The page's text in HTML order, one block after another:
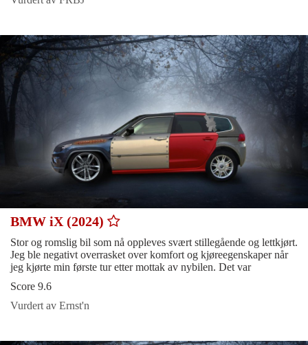
BMW iX (2024)
Stor og romslig bil som nå oppleves svært stillegående og lettkjørt.
Jeg ble negativt overrasket over komfort og kjøreegenskaper når
jeg kjørte min første tur etter mottak av nybilen. Det var
Score 9.6
Vurdert av Ernst'n